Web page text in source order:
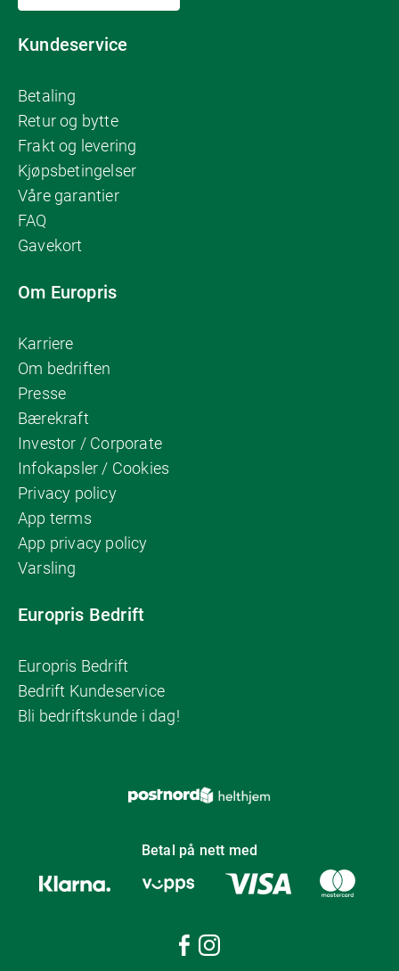
Kundeservice
Betaling
Retur og bytte
Frakt og levering
Kjøpsbetingelser
Våre garantier
FAQ
Gavekort
Om Europris
Karriere
Om bedriften
Presse
Bærekraft
Investor / Corporate
Infokapsler / Cookies
Privacy policy
App terms
App privacy policy
Varsling
Europris Bedrift
Europris Bedrift
Bedrift Kundeservice
Bli bedriftskunde i dag!
Betal på nett med